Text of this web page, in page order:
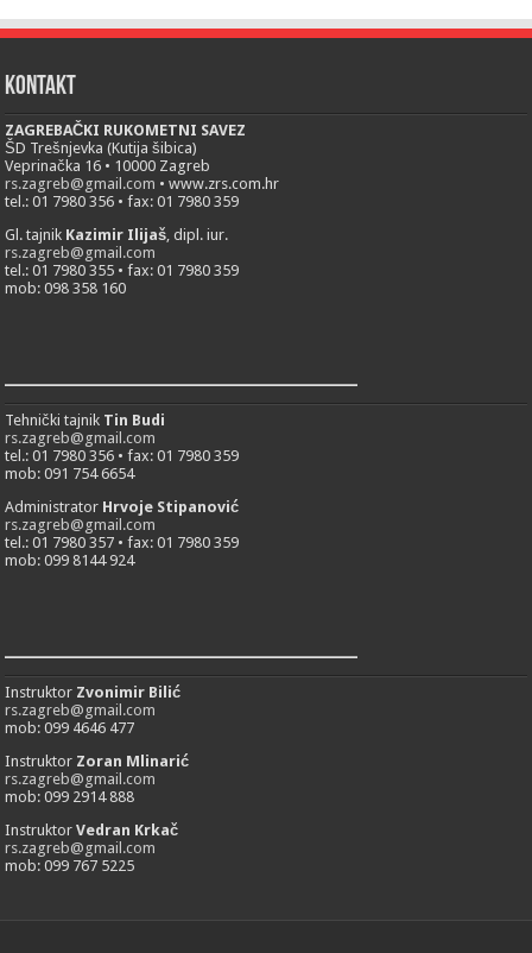
Kontakt
ZAGREBAČKI RUKOMETNI SAVEZ
ŠD Trešnjevka (Kutija šibica)
Veprinačka 16 • 10000 Zagreb
rs.zagreb@gmail.com • www.zrs.com.hr
tel.: 01 7980 356 • fax: 01 7980 359
Gl. tajnik Kazimir Ilijaš, dipl. iur.
rs.zagreb@gmail.com
tel.: 01 7980 355 • fax: 01 7980 359
mob: 098 358 160
___________________________
Tehnički tajnik Tin Budi
rs.zagreb@gmail.com
tel.: 01 7980 356 • fax: 01 7980 359
mob: 091 754 6654
Administrator Hrvoje Stipanović
rs.zagreb@gmail.com
tel.: 01 7980 357 • fax: 01 7980 359
mob: 099 8144 924
___________________________
Instruktor Zvonimir Bilić
rs.zagreb@gmail.com
mob: 099 4646 477
Instruktor Zoran Mlinarić
rs.zagreb@gmail.com
mob: 099 2914 888
InstruktorVedran Krkač
rs.zagreb@gmail.com
mob: 099 767 5225